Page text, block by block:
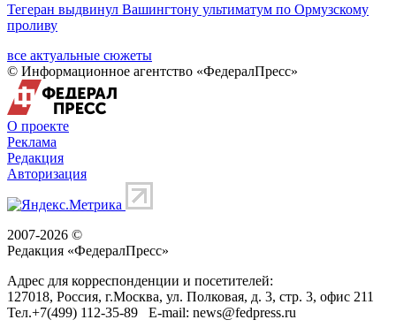
Тегеран выдвинул Вашингтону ультиматум по Ормузскому
проливу
все актуальные сюжеты
© Информационное агентство «ФедералПресс»
О проекте
Реклама
Редакция
Авторизация
2007-2026 ©
Редакция «ФедералПресс»
Адрес для корреспонденции и посетителей:
127018, Россия, г.Москва, ул. Полковая, д. 3, стр. 3, офис 211
Тел.+7(499) 112-35-89 E-mail: news@fedpress.ru